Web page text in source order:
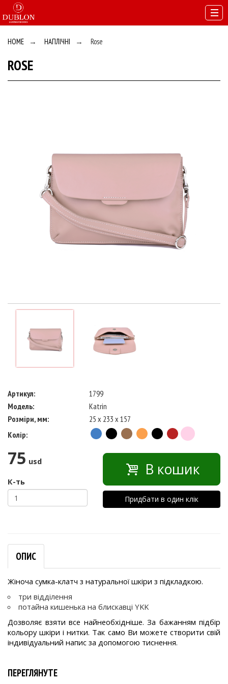
HOME → НАПЛІЧНІ → Rose
ROSE
Артикул:
1799
Модель:
Katrin
Розміри, мм:
25 x 233 x 157
Колір:
75 usd
К-ть
В кошик
Придбати в один клік
ОПИС
Жіноча сумка-клатч з натуральної шкіри з підкладкою.
три відділення
потайна кишенька на блискавці YKK
Дозволяє взяти все найнеобхідніше. За бажанням підбір
кольору шкіри і нитки. Так само Ви можете створити свій
індивідуальний напис за допомогою тиснення.
ПЕРЕГЛЯНУТЕ